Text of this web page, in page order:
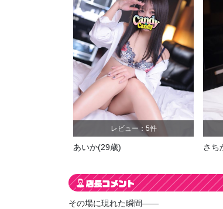
レビュー：9件
きら(22歳)
その場に現れた瞬間――